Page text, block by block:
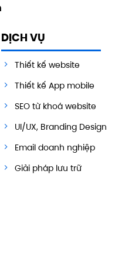
DỊCH VỤ
Thiết kế website
Thiết kế App mobile
SEO từ khoá website
UI/UX, Branding Design
Email doanh nghiệp
Giải pháp lưu trữ